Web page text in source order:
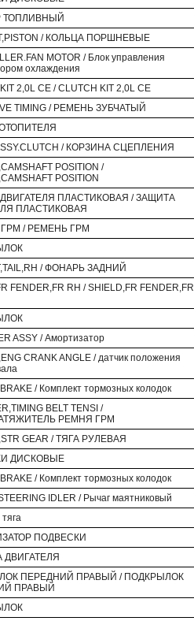
ТОПЛИВНЫЙ
/ КОЛЬЦА ПОРШНЕВЫЕ
MOTOR / Блок управления
охлаждения
2,0L CE / CLUTCH KIT 2,0L CE
TIMING / РЕМЕНЬ ЗУБЧАТЫЙ
/ КОРЗИНА СЦЕПЛЕНИЯ
POSITION /
POSITION
ПЛАСТИКОВАЯ / ЗАЩИТА
ПЛАСТИКОВАЯ
/ РЕМЕНЬ ГРМ
/ ФОНАРЬ ЗАДНИЙ
FENDER,FR RH / SHIELD,FR FENDER,FR
ASSY / Амортизатор
CRANK ANGLE / датчик положения
/ Комплект тормозных колодок
BELT TENSI /
РЕМНЯ ГРМ
GEAR / ТЯГА РУЛЕВАЯ
ДИСКОВЫЕ
/ Комплект тормозных колодок
IDLER / Рычаг маятниковый
ПОДВЕСКИ
ДВИГАТЕЛЯ
ПЕРЕДНИЙ ПРАВЫЙ / ПОДКРЫЛОК
ПРАВЫЙ